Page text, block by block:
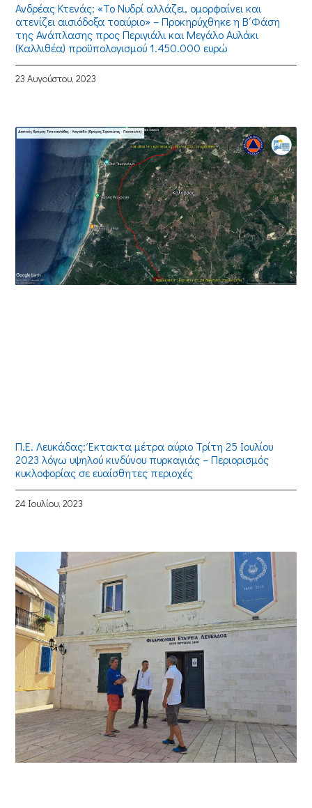
Ανδρέας Κτενάς: «Το Νυδρί αλλάζει, ομορφαίνει και
ατενίζει αισιόδοξα τοαύριο» – Προκηρύχθηκε η Β΄Φάση
της Ανάπλασης προς Περιγιάλι και Μεγάλο Αυλάκι
(Καλλιθέα) προϋπολογισμού 1.450.000 ευρώ
23 Αυγούστου, 2023
Π.Ε. Λευκάδας: Έκτακτα μέτρα αύριο Τρίτη 25 Ιουλίου
2023 λόγω υψηλού κινδύνου πυρκαγιάς – Περιορισμός
κυκλοφορίας σε ευαίσθητες περιοχές
24 Ιουλίου, 2023